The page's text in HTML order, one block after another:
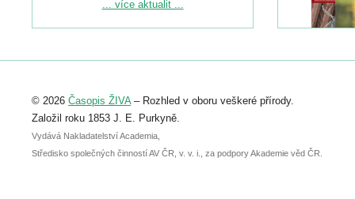
Podrobnější informace ke konferenci
Registrovat se můžete do 6. září.
abstraktu přihlášené přednášky nebo
posteru je už 30. června.
... více aktualit ...
© 2026 Časopis ŽIVA– Rozhled v oboru veškeré přírody.
Založil roku 1853 J. E. Purkyně.
Vydává Nakladatelství Academia,
Středisko společných činností AV ČR, v. v. i., za podpory Akademie věd ČR.